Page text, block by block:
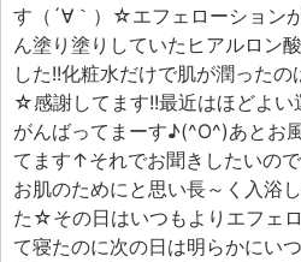
す（´∀｀）☆エフェローション
ん塗り塗りしていたヒアルロン
した!!化粧水だけで肌が潤った
☆感謝してます!!最近はほどよい
がんばってまーす♪(^O^)あとお
てます↑それでお聞きしたいの
お肌のためにと思い長～く入浴
た☆その日はいつもよりエフェ
て寝たのに次の日は明らかにい